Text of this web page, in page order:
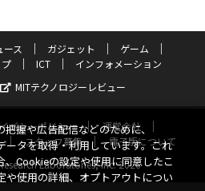
ース ガジェット
ゲーム
ICT
インフォメーション
MITテクノロジーレビュー
バシーポリシー
運営会社
スタッフ募集
電子版について
Laboratories, Inc. 2026
握や広告配信などのために、
ータを取得・利用しています。これ
、Cookieの設定や使用に同意したこ
や使用の詳細、オプトアウトについ